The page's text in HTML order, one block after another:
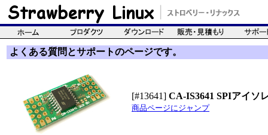
よくある質問とサポートのページです。
[#13641] CA-IS3641 SPIアイソ
商品ページにジャンプ